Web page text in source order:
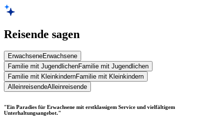
Reisende sagen
ErwachseneErwachsene
Familie mit JugendlichenFamilie mit Jugendlichen
Familie mit KleinkindernFamilie mit Kleinkindern
AlleinreisendeAlleinreisende
"Ein Paradies für Erwachsene mit erstklassigem Service und vielfältigem
Unterhaltungsangebot."